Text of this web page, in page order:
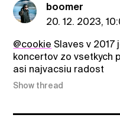
boomer
20. 12. 2023,
@cookie Slaves v 2017
koncertov zo vsetkych
asi najvacsiu radost
Show thread